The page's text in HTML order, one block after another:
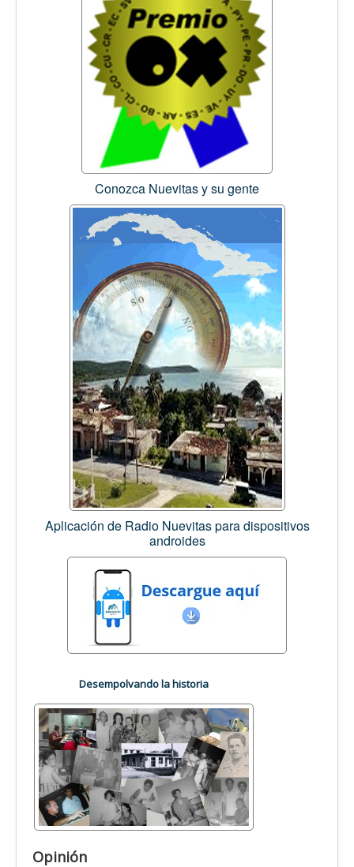
Conozca Nuevitas y su gente
Aplicación de Radio Nuevitas para dispositivos
androides
Desempolvando la historia
Opinión